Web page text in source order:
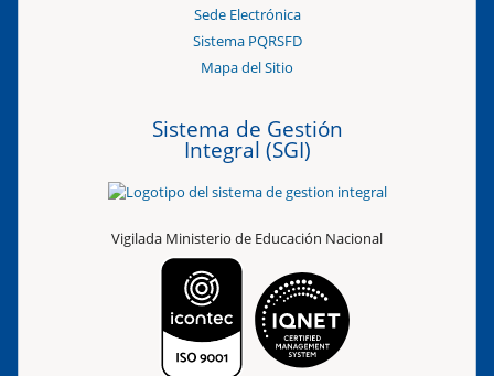
Sede Electrónica
Sistema PQRSFD
Mapa del Sitio
Sistema de Gestión
Integral (SGI)
Vigilada Ministerio de Educación Nacional